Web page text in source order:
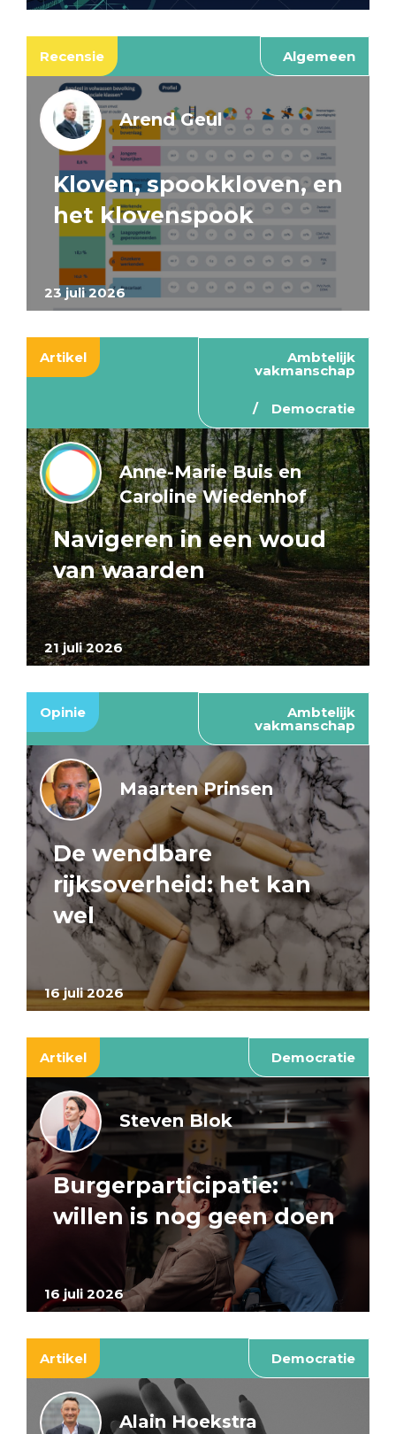
Recensie Algemeen
23 juli 2026
Arend Geul
Kloven, spookkloven, en
het klovenspook
Artikel Ambtelijk
vakmanschap
Democratie
21 juli 2026
Anne-Marie Buis en
Caroline Wiedenhof
Navigeren in een woud
van waarden
Opinie Ambtelijk
vakmanschap
16 juli 2026
Maarten Prinsen
De wendbare
rijksoverheid: het kan
wel
Artikel Democratie
16 juli 2026
Steven Blok
Burgerparticipatie:
willen is nog geen doen
Artikel Democratie
Alain Hoekstra